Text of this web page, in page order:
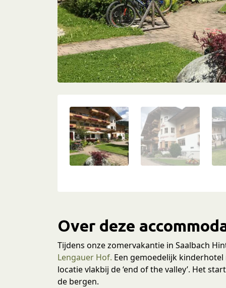
Over deze
Tijdens onze zomervakantie in Saalbach
Lengauer Hof. Een gemoedelijk
locatie vlakbij de ‘end of the valley’. Het
de bergen.